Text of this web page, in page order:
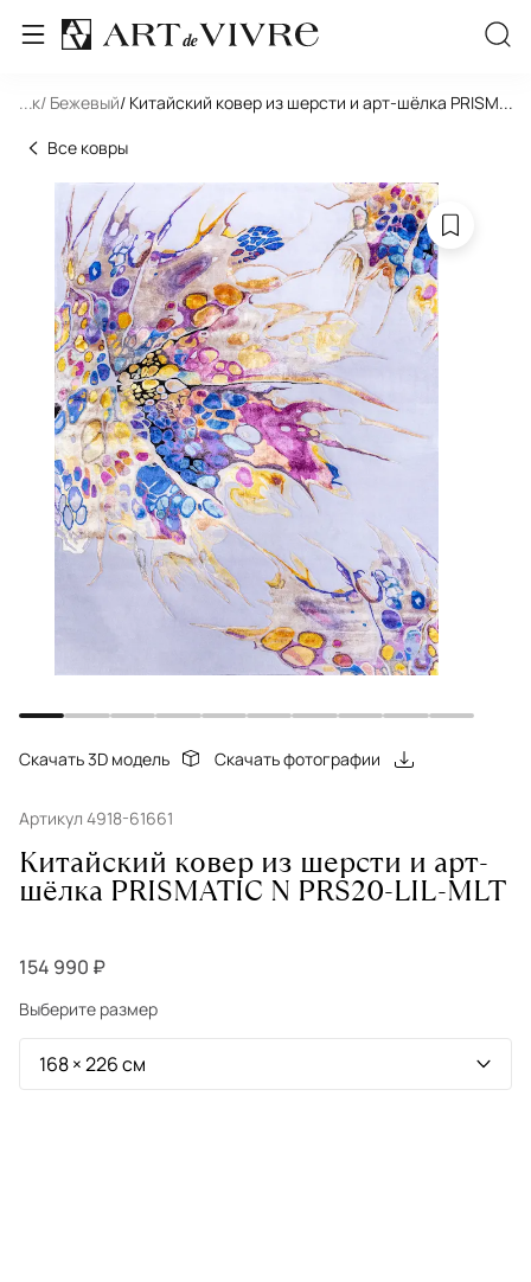
... / Бежевый/ Китайский ковер из шерсти и арт-шёлка
...
Все ковры
Скачать 3D модель Скачать фотографии
Артикул 4918-61661
Китайский ковер из шерсти и арт-
шёлка PRISMATIC N PRS20-LIL-MLT
154 990 ₽
Выберите размер